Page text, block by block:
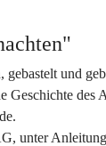
und
unter